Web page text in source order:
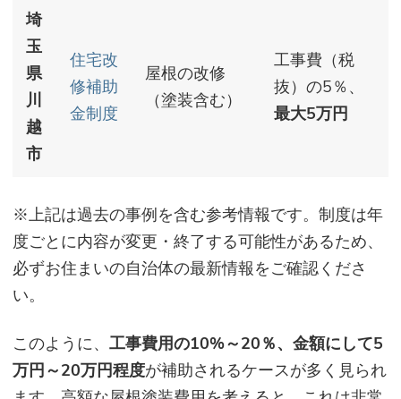
埼
玉
県
川
越
市
住宅改
修補助
金制度
屋根の改修
（塗装含む）
工事費（税
抜）の5％、
最大5万円
※上記は過去の事例を含む参考情報です。制度は年
度ごとに内容が変更・終了する可能性があるため、
必ずお住まいの自治体の最新情報をご確認くださ
い。
このように、 工事費用の10%～20％、金額にして5
万円～20万円程度が補助されるケースが多く見られ